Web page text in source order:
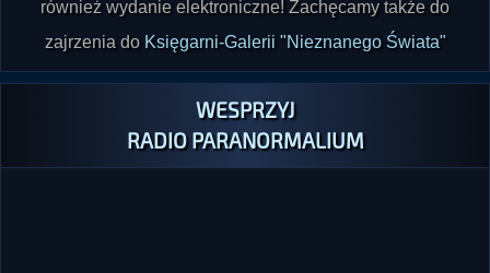
WESPRZYJ
RADIO PARANORMALIUM